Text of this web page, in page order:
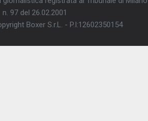
n. 97 del 26.02.2001
Boxer S.r.L. - P.I:12602350154